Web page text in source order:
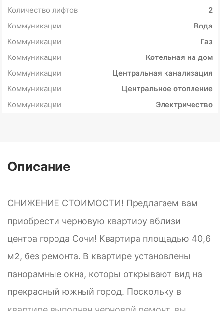
Количество лифтов
2
Коммуникации
Вода
Коммуникации
Газ
Коммуникации
Котельная на дом
Коммуникации
Центральная канализация
Коммуникации
Центральное отопление
Коммуникации
Электричество
Описание
СНИЖЕНИЕ СТОИМОСТИ! Предлагаем вам
приобрести черновую квартиру вблизи
центра города Сочи! Квартира площадью 40,6
м2, без ремонта. В квартире установлены
панорамные окна, которы открывают вид на
прекрасный южный город. Поскольку в